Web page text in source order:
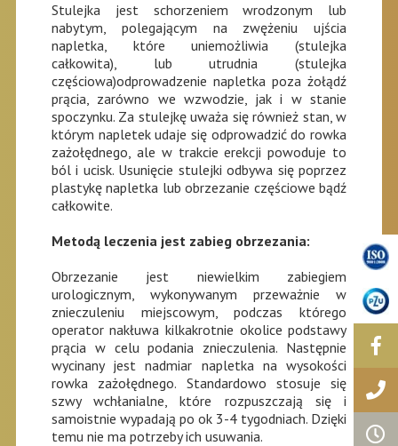
Stulejka jest schorzeniem wrodzonym lub
nabytym, polegającym na zwężeniu ujścia
napletka, które uniemożliwia (stulejka
całkowita), lub utrudnia (stulejka
częściowa)odprowadzenie napletka poza żołądź
prącia, zarówno we wzwodzie, jak i w stanie
spoczynku. Za stulejkę uważa się również stan, w
którym napletek udaje się odprowadzić do rowka
zażołędnego, ale w trakcie erekcji powoduje to
ból i ucisk. Usunięcie stulejki odbywa się poprzez
plastykę napletka lub obrzezanie częściowe bądź
całkowite.
Metodą leczenia jest zabieg obrzezania:
Obrzezanie jest niewielkim zabiegiem
urologicznym, wykonywanym przeważnie w
znieczuleniu miejscowym, podczas którego
operator nakłuwa kilkakrotnie okolice podstawy
prącia w celu podania znieczulenia. Następnie
wycinany jest nadmiar napletka na wysokości
rowka zażołędnego. Standardowo stosuje się
szwy wchłanialne, które rozpuszczają się i
samoistnie wypadają po ok 3-4 tygodniach. Dzięki
temu nie ma potrzeby ich usuwania.